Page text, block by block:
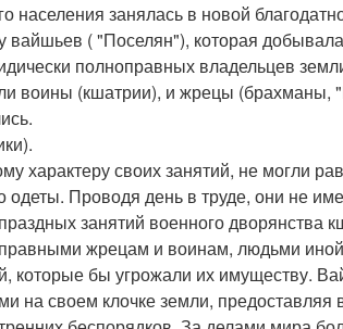
населения занялась в новой
вайшьев ( "Поселян"), которая
полноправных владельцев
воины (кшатрии), и жрецы (брахманы,
характеру своих занятий, не могли
Проводя день в труде, они не
занятий военного дворянства
жрецам и воинам, людьми
которые бы угрожали их имуществу.
на своем клочке земли, предоставляя